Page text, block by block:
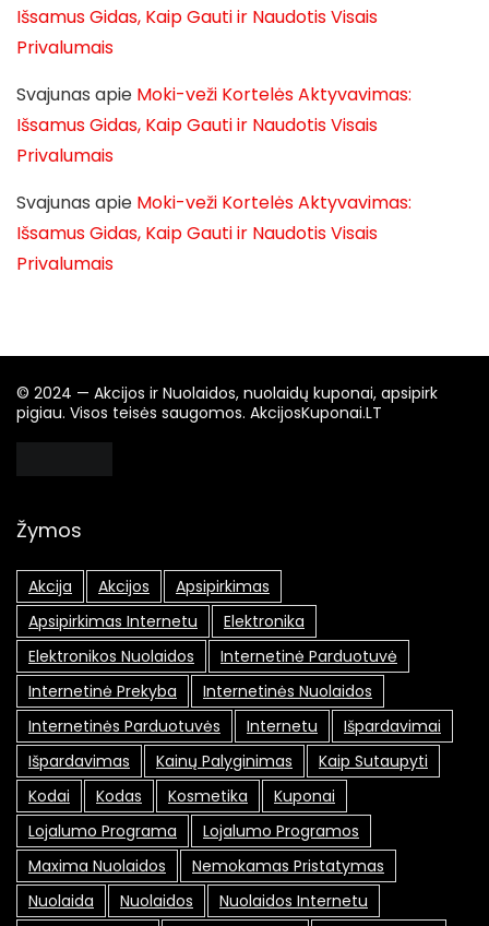
Išsamus Gidas, Kaip Gauti ir Naudotis Visais
Privalumais
Svajunas apie Moki-veži Kortelės Aktyvavimas:
Išsamus Gidas, Kaip Gauti ir Naudotis Visais
Privalumais
Svajunas apie Moki-veži Kortelės Aktyvavimas:
Išsamus Gidas, Kaip Gauti ir Naudotis Visais
Privalumais
© 2024 — Akcijos ir Nuolaidos, nuolaidų kuponai, apsipirk
pigiau. Visos teisės saugomos. AkcijosKuponai.LT
Žymos
Akcija Akcijos
Apsipirkimas
Apsipirkimas Internetu
Elektronika
Elektronikos Nuolaidos
Internetinė Parduotuvė
Internetinė Prekyba
Internetinės Nuolaidos
Internetinės Parduotuvės
Internetu
Išpardavimai
Išpardavimas
Kainų Palyginimas
Kaip Sutaupyti
Kodai
Kodas Kosmetika
Kuponai
Lojalumo Programa
Lojalumo Programos
Maxima Nuolaidos
Nemokamas Pristatymas
Nuolaida
Nuolaidos
Nuolaidos Internetu